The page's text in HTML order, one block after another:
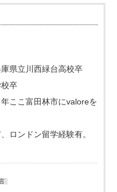
県立川西緑台高校卒
卒
ここ富田林市にvaloreを
ロンドン留学経験有。